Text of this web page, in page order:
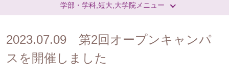
学部・学科,短大,大学院メニュー
2023.07.09 第2回オープンキャンパ
スを開催しました